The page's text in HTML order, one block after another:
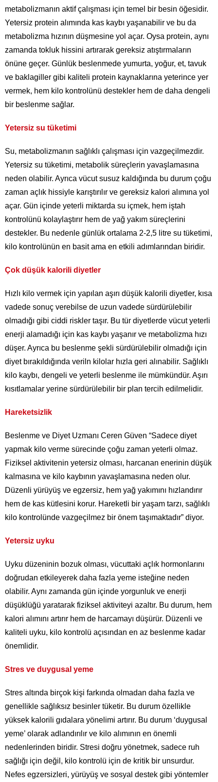
metabolizmanın aktif çalışması için temel bir besin öğesidir.
Yetersiz protein alımında kas kaybı yaşanabilir ve bu da
metabolizma hızının düşmesine yol açar. Oysa protein, aynı
zamanda tokluk hissini artırarak gereksiz atıştırmaların
önüne geçer. Günlük beslenmede yumurta, yoğur, et, tavuk
ve baklagiller gibi kaliteli protein kaynaklarına yeterince yer
vermek, hem kilo kontrolünü destekler hem de daha dengeli
bir beslenme sağlar.
Yetersiz su tüketimi
Su, metabolizmanın sağlıklı çalışması için vazgeçilmezdir.
Yetersiz su tüketimi, metabolik süreçlerin yavaşlamasına
neden olabilir. Ayrıca vücut susuz kaldığında bu durum çoğu
zaman açlık hissiyle karıştırılır ve gereksiz kalori alımına yol
açar. Gün içinde yeterli miktarda su içmek, hem iştah
kontrolünü kolaylaştırır hem de yağ yakım süreçlerini
destekler. Bu nedenle günlük ortalama 2-2,5 litre su tüketimi,
kilo kontrolünün en basit ama en etkili adımlarından biridir.
Çok düşük kalorili diyetler
Hızlı kilo vermek için yapılan aşırı düşük kalorili diyetler, kısa
vadede sonuç verebilse de uzun vadede sürdürülebilir
olmadığı gibi ciddi riskler taşır. Bu tür diyetlerde vücut yeterli
enerji alamadığı için kas kaybı yaşanır ve metabolizma hızı
düşer. Ayrıca bu beslenme şekli sürdürülebilir olmadığı için
diyet bırakıldığında veriln kilolar hızla geri alınabilir. Sağlıklı
kilo kaybı, dengeli ve yeterli beslenme ile mümkündür. Aşırı
kısıtlamalar yerine sürdürülebilir bir plan tercih edilmelidir.
Hareketsizlik
Beslenme ve Diyet Uzmanı Ceren Güven “Sadece diyet
yapmak kilo verme sürecinde çoğu zaman yeterli olmaz.
Fiziksel aktivitenin yetersiz olması, harcanan enerinin düşük
kalmasına ve kilo kaybının yavaşlamasına neden olur.
Düzenli yürüyüş ve egzersiz, hem yağ yakımını hızlandırır
hem de kas kütlesini korur. Hareketli bir yaşam tarzı, sağlıklı
kilo kontrolünde vazgeçilmez bir önem taşımaktadır” diyor.
Yetersiz uyku
Uyku düzeninin bozuk olması, vücuttaki açlık hormonlarını
doğrudan etkileyerek daha fazla yeme isteğine neden
olabilir. Aynı zamanda gün içinde yorgunluk ve enerji
düşüklüğü yaratarak fiziksel aktiviteyi azaltır. Bu durum, hem
kalori alımını artırır hem de harcamayı düşürür. Düzenli ve
kaliteli uyku, kilo kontrolü açısından en az beslenme kadar
önemlidir.
Stres ve duygusal yeme
Stres altında birçok kişi farkında olmadan daha fazla ve
genellikle sağlıksız besinler tüketir. Bu durum özellikle
yüksek kalorili gıdalara yönelimi artırır. Bu durum ‘duygusal
yeme’ olarak adlandırılır ve kilo alımının en önemli
nedenlerinden biridir. Stresi doğru yönetmek, sadece ruh
sağlığı için değil, kilo kontrolü için de kritik bir unsurdur.
Nefes egzersizleri, yürüyüş ve sosyal destek gibi yöntemler